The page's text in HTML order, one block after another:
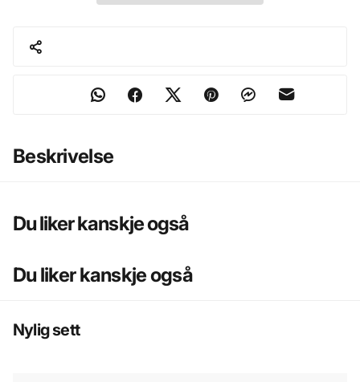
Beskrivelse
Du liker kanskje også
Du liker kanskje også
Nylig sett